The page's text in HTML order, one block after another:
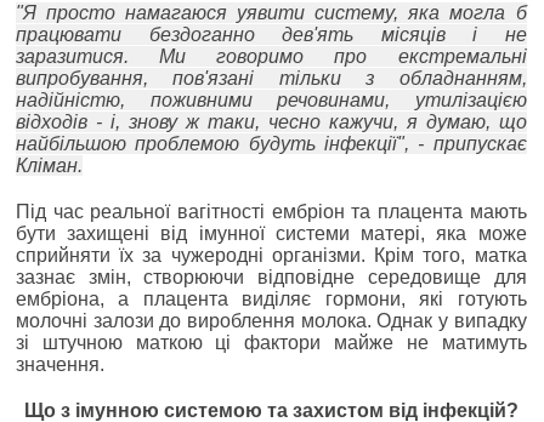
"Я просто намагаюся уявити систему, яка могла б
працювати бездоганно дев'ять місяців і не
заразитися. Ми говоримо про екстремальні
випробування, пов'язані тільки з обладнанням,
надійністю, поживними речовинами, утилізацією
відходів - і, знову ж таки, чесно кажучи, я думаю, що
найбільшою проблемою будуть інфекції", - припускає
Кліман.
Під час реальної вагітності ембріон та плацента мають
бути захищені від імунної системи матері, яка може
сприйняти їх за чужеродні організми. Крім того, матка
зазнає змін, створюючи відповідне середовище для
ембріона, а плацента виділяє гормони, які готують
молочні залози до вироблення молока. Однак у випадку
зі штучною маткою ці фактори майже не матимуть
значення.
Що з імунною системою та захистом від інфекцій?